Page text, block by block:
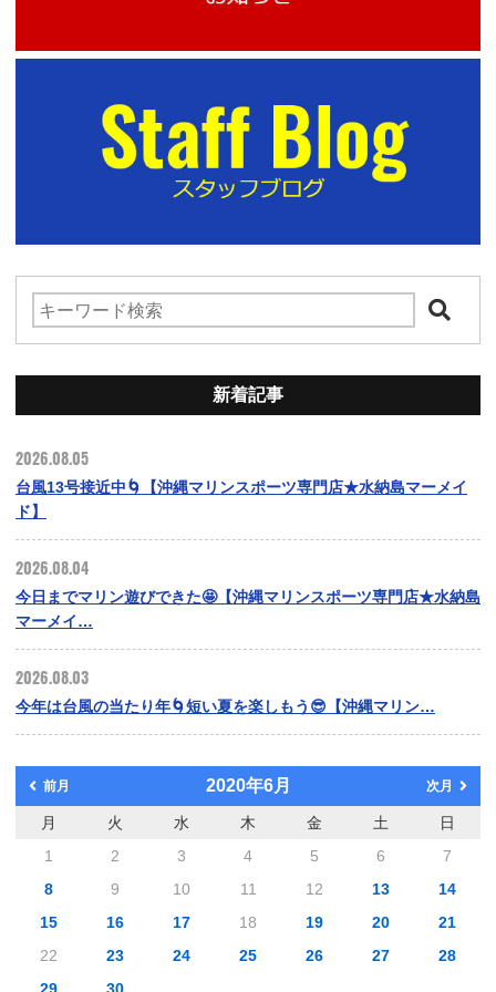
新着記事
2026.08.05
台風13号接近中🌀【沖縄マリンスポーツ専門店★水納島マーメイ
ド】
2026.08.04
今日までマリン遊びできた🤩【沖縄マリンスポーツ専門店★水納島
マーメイ…
2026.08.03
今年は台風の当たり年🌀短い夏を楽しもう😎【沖縄マリン…
前月 2020年6月 次月
月 火 水 木 金 土
日
1
2 3 4 5 6
7
8
9 10 11 12 13
14
15
16 17 18 19 20
21
22
23 24 25 26 27
28
29
30